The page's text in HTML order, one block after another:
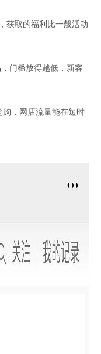
获取的福利比一般活动
门槛放得越低，新客
购，网店流量能在短时